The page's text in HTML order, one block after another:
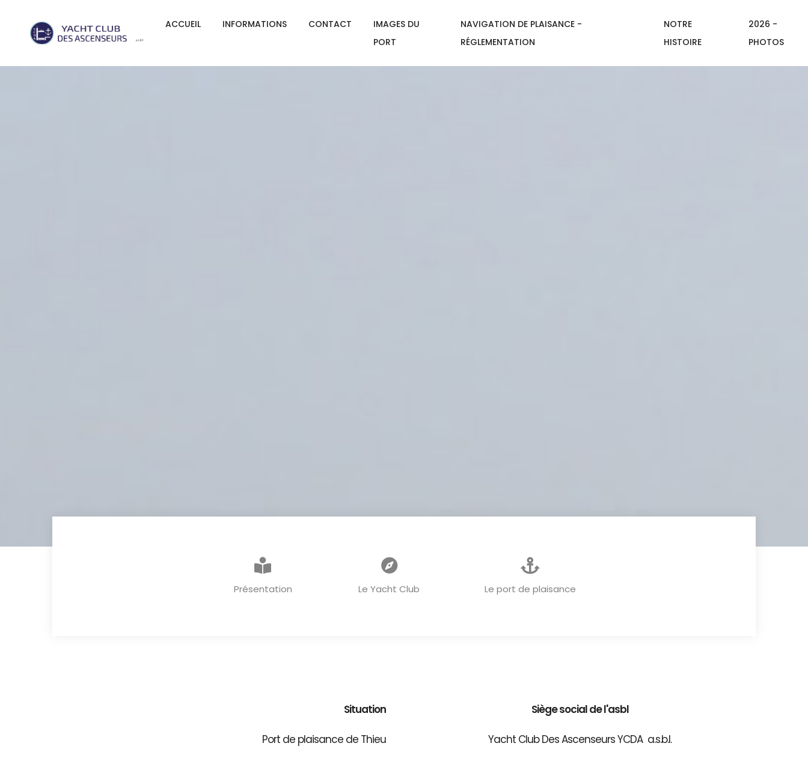
ACCUEIL INFORMATIONS CONTACT
IMAGES DU
PORT
NAVIGATION DE PLAISANCE -
RÉGLEMENTATION
NOTRE
HISTOIRE
2026 -
PHOTOS
ACCUEIL
Présentation Le Yacht Club Le port de plaisance
Situation
Port de plaisance de Thieu
Siège social de l'asbl
Yacht Club Des Ascenseurs YCDA a.s.b.l.